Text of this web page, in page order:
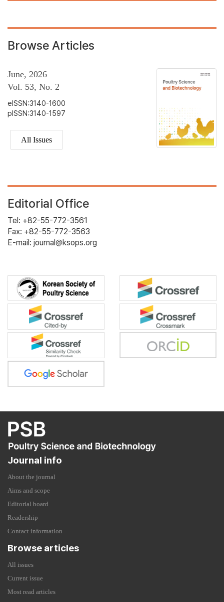
Browse Articles
June, 2026
Vol. 53, No. 2
eISSN:3140-1600
pISSN:3140-1597
All Issues
Editorial Office
Tel: +82-55-772-3561
Fax: +82-55-772-3563
E-mail: journal@ksops.org
Journal info
About the journal
Aims and scope
Editorial board
Readership
Contact information
Browse articles
All issues
Current issue
Most read articles